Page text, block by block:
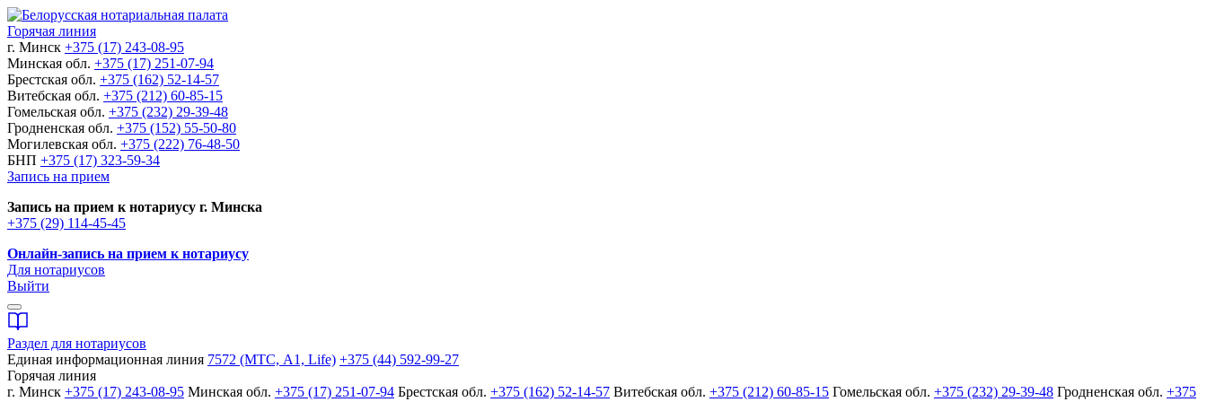
Горячая линия
г. Минск +375 (17) 243-08-95
Минская обл. +375 (17) 251-07-94
Брестская обл. +375 (162) 52-14-57
Витебская обл. +375 (212) 60-85-15
Гомельская обл. +375 (232) 29-39-48
Гродненская обл. +375 (152) 55-50-80
Могилевская обл. +375 (222) 76-48-50
БНП +375 (17) 323-59-34
Запись на прием
Запись на прием к нотариусу г. Минска
+375 (29) 114-45-45
Онлайн-запись на прием к нотариусу
Для нотариусов
Выйти
Раздел для нотариусов
Единая информационная линия 7572 (МТС, A1, Life) +375 (44) 592-99-27
Горячая линия
г. Минск +375 (17) 243-08-95 Минская обл. +375 (17) 251-07-94 Брестская обл. +375 (162) 52-14-57 Витебская обл. +375 (212) 60-85-15 Гомельская обл. +375 (232) 29-39-48 Гродненская обл. +375